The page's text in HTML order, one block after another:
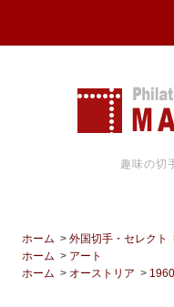
趣味の切
ホーム >外国切手・セレクト
ホーム > アート
ホーム > オーストリア >